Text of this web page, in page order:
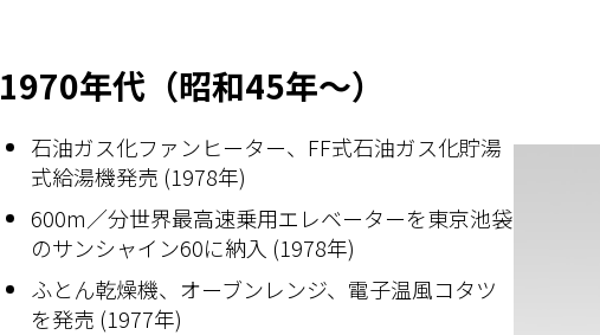
1970年代（昭和45年～）
石油ガス化ファンヒーター、FF式石油ガス化貯湯
式給湯機発売 (1978年)
600m／分世界最高速乗用エレベーターを東京池袋
のサンシャイン60に納入 (1978年)
ふとん乾燥機、オーブンレンジ、電子温風コタツ
を発売 (1977年)